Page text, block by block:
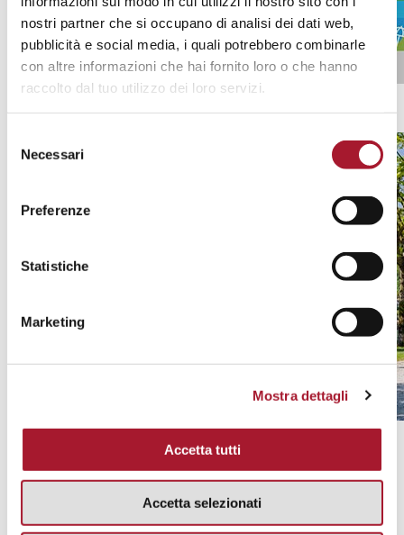
nostri partner che si occupano di analisi dei dati web,
pubblicità e social media, i quali potrebbero combinarle
con altre informazioni che hai fornito loro o che hanno
raccolto dal tuo utilizzo dei loro servizi.
delNecessari
Preferenze
Statistiche
Marketing
Mostra dettagli
Accetta tutti
Accetta selezionati
Ticino Ticket
Offerte
En